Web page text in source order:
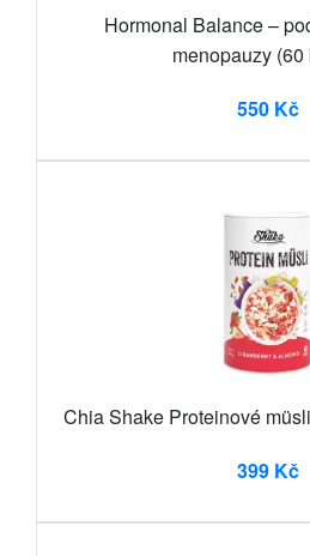
Hormonal Balance –
menopauzy (60
550 Kč
Chia Shake Proteinové
399 Kč